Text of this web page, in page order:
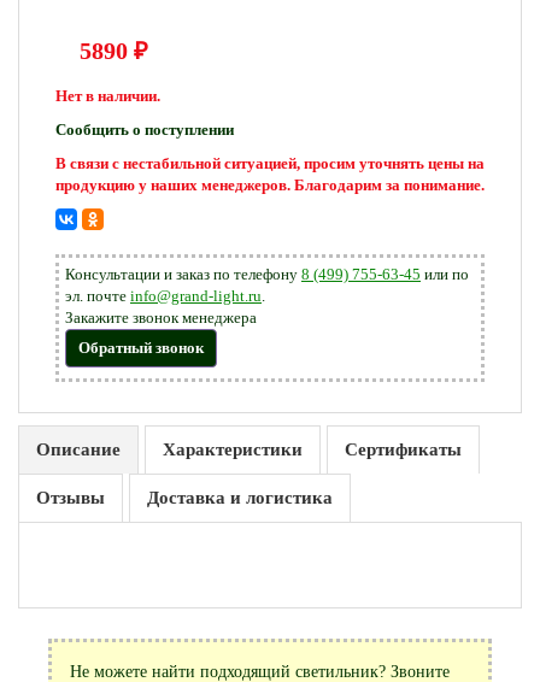
5890 ₽
Нет в наличии.
Сообщить о поступлении
В связи с нестабильной ситуацией, просим уточнять цены на
продукцию у наших менеджеров. Благодарим за понимание.
Консультации и заказ по телефону 8 (499) 755-63-45 или по
эл. почте info@grand-light.ru.
Закажите звонок менеджера
Обратный звонок
Описание Характеристики Сертификаты
Отзывы Доставка и логистика
Не можете найти подходящий светильник? Звоните